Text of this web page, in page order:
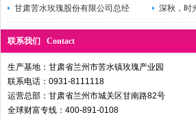
甘肃苦水玫瑰股份有限公司总经 深秋，时
联系我们 Contact
生产基地：甘肃省兰州市苦水镇玫瑰产业园
联系电话：0931-8111118
运营总部：甘肃省兰州市城关区甘南路82号
全球财富专线：400-891-0108